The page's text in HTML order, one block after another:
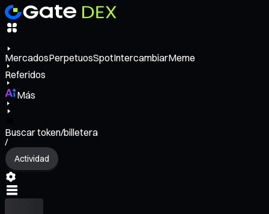
MercadosPerpetuosSpotIntercambiarMeme
Referidos
Más
Buscar token/billetera
/
Actividad